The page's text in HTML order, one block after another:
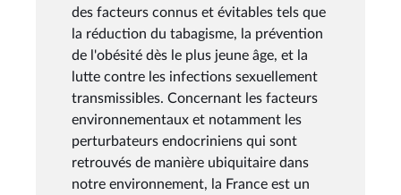
des facteurs connus et évitables tels que
la réduction du tabagisme, la prévention
de l'obésité dès le plus jeune âge, et la
lutte contre les infections sexuellement
transmissibles. Concernant les facteurs
environnementaux et notamment les
perturbateurs endocriniens qui sont
retrouvés de manière ubiquitaire dans
notre environnement, la France est un